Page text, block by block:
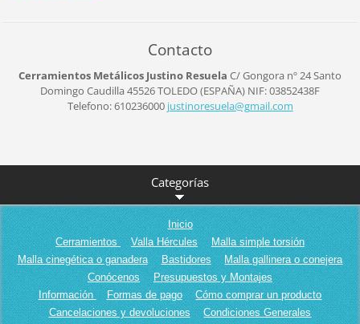
Contacto
Cerramientos Metálicos Justino Resuela C/ Gongora nº 24Santo
Domingo Caudilla 45526TOLEDO (ESPAÑA) NIF: 03852438F
Telefono: 610236000 justinoresuela@gmail.com
Categorías
Inicio
Cerramientos
Valla Hércules
Malla simple torsión
Malla cinegética o ganadera
Bastidores
Malla gallinera o conejera
Conócenos
Presupuestos y Montajes
Información
Formas de pago
Cómo comprar un producto
Cancelaciones y devoluciones
Condiciones Generales